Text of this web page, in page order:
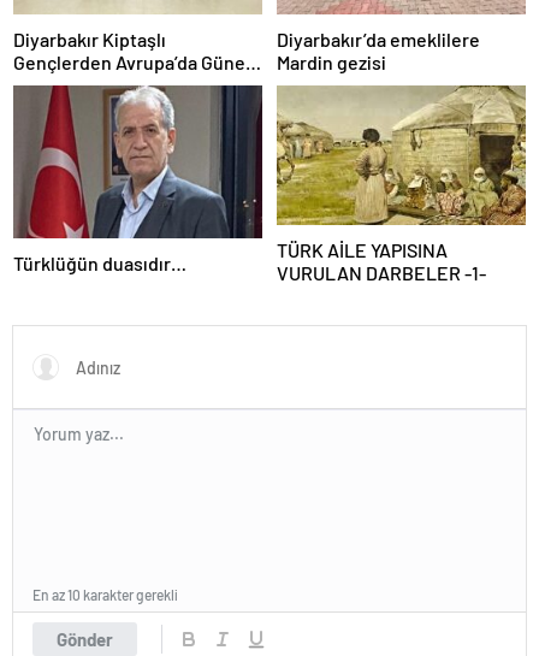
Diyarbakır Kiptaşlı
Gençlerden Avrupa’da Güneş
Enerjisi Başarısı!
Diyarbakır’da emeklilere
Mardin gezisi
Türklüğün duasıdır…
TÜRK AİLE YAPISINA
VURULAN DARBELER -1-
Gönder
En az 10 karakter gerekli